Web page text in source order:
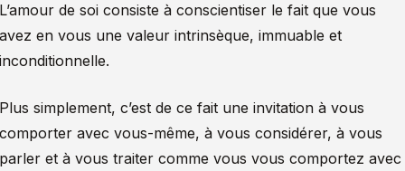
de soi consiste à conscientiser le fait que vous
en vous une valeur intrinsèque, immuable et
simplement, c’est de ce fait une invitation à vous
avec vous-même, à vous considérer, à vous
et à vous traiter comme vous vous comportez avec